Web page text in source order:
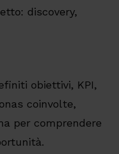
discovery,
obiettivi, KPI,
coinvolte,
per comprendere